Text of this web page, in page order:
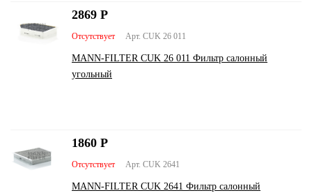
Арт. CUK 26 011
Отсутствует
MANN-FILTER CUK 26 011 Фильтр салонный
угольный
2869 Р
Арт. CUK 2641
Отсутствует
MANN-FILTER CUK 2641 Фильтр салонный
1860 Р